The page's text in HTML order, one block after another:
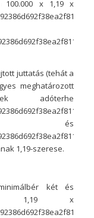
100.000 x 1,19 x
juttatás (tehát a
meghatározott
adóterhe
és
1,19-szerese.
két és
x 1,19 x